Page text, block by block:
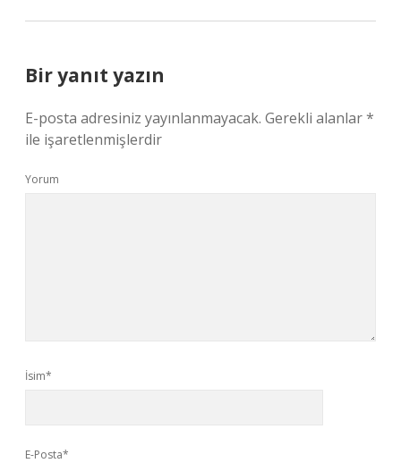
Bir yanıt yazın
E-posta adresiniz yayınlanmayacak. Gerekli alanlar*
ile işaretlenmişlerdir
Yorum
İsim*
E-Posta*